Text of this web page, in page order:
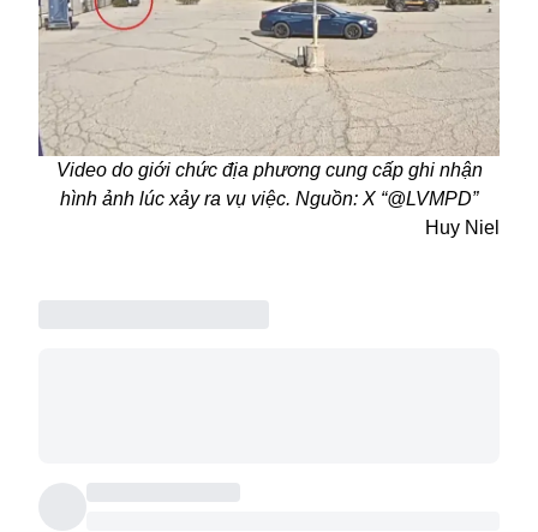
Video do giới chức địa phương cung cấp ghi nhận
hình ảnh lúc xảy ra vụ việc. Nguồn: X “@LVMPD”
Huy Niel